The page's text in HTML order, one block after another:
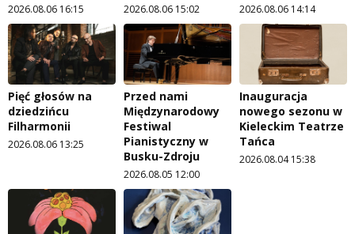
2026.08.06 16:15 2026.08.06 15:02 2026.08.06 14:14
Pięć głosów na
dziedzińcu
Filharmonii
2026.08.06 13:25
Przed nami
Międzynarodowy
Festiwal
Pianistyczny w
Busku-Zdroju
2026.08.05 12:00
Inauguracja
nowego sezonu w
Kieleckim Teatrze
Tańca
2026.08.04 15:38